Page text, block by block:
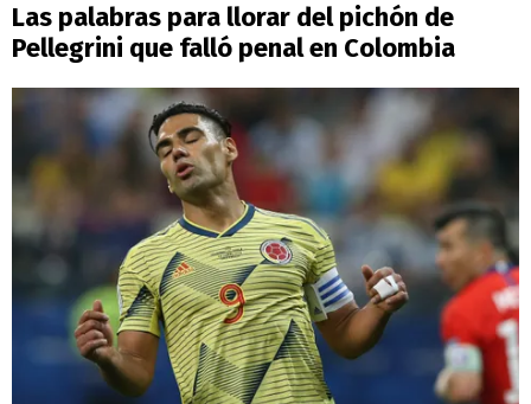
Las palabras para llorar del pichón de
Pellegrini que falló penal en Colombia